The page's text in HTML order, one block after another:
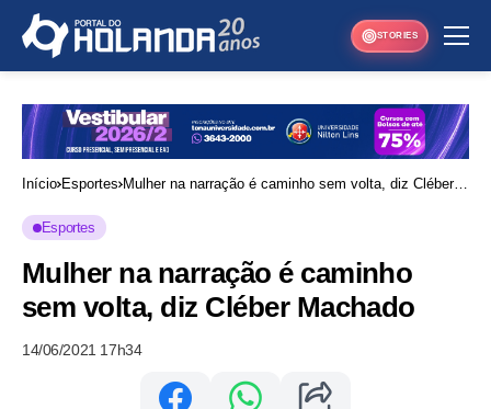
STORIES
Início Esportes Mulher na narração é caminho sem volta, diz Cléber
Esportes
Mulher na narração é caminho
sem volta, diz Cléber Machado
14/06/2021 17h34